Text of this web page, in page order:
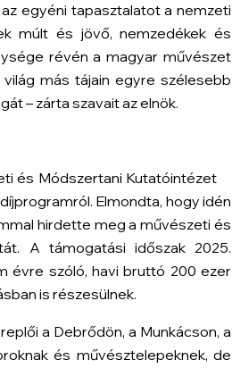
egyéni tapasztalatot a nemzeti
múlt és jövő, nemzedékek és
révén a magyar művészet
más tájain egyre szélesebb
– zárta szavait az elnök.
és Módszertani Kutatóintézet
Elmondta, hogy idén
hirdette meg a művészeti és
A támogatási időszak 2025.
évre szóló, havi bruttó 200 ezer
is részesülnek.
a Debrődön, a Munkácson, a
és művésztelepeknek, de